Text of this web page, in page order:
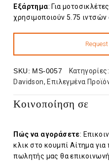
Εξάρτημα: Για
χρησιμοποιούν 5.75
SKU: MS-0057 Κατηγορίες:
Davidson, Επιλεγμένα
Κοινοποίηση σε
Πώς να αγοράσετε:
κλικ στο κουμπί Αίτημα
πωλητής μας θα